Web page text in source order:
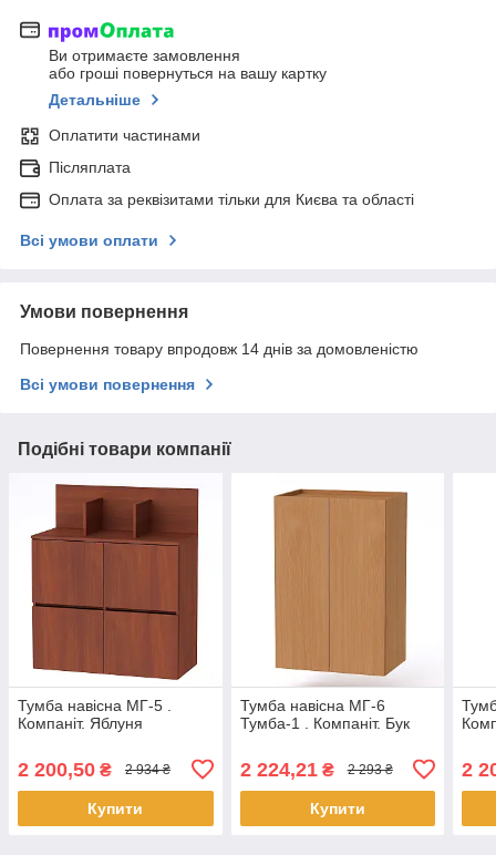
Ви отримаєте замовлення
або гроші повернуться на вашу картку
Детальніше
Оплатити частинами
Післяплата
Оплата за реквізитами тільки для Києва та області
Всі умови оплати
Умови повернення
Повернення товару впродовж 14 днів за домовленістю
Всі умови повернення
Подібні товари компанії
Тумба навісна МГ-5 .
Компаніт. Яблуня
2 200,50 ₴ 2 934 ₴
Купити
Тумба навісна МГ-6
Тумба-1 . Компаніт. Бук
2 224,21₴ 2 293 ₴
Купити
2